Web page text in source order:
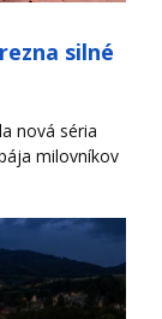
silné
nová séria
milovníkov